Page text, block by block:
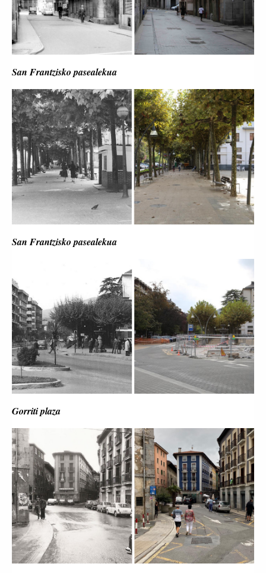
San Frantzisko pasealekua
San Frantzisko pasealekua
Gorriti plaza